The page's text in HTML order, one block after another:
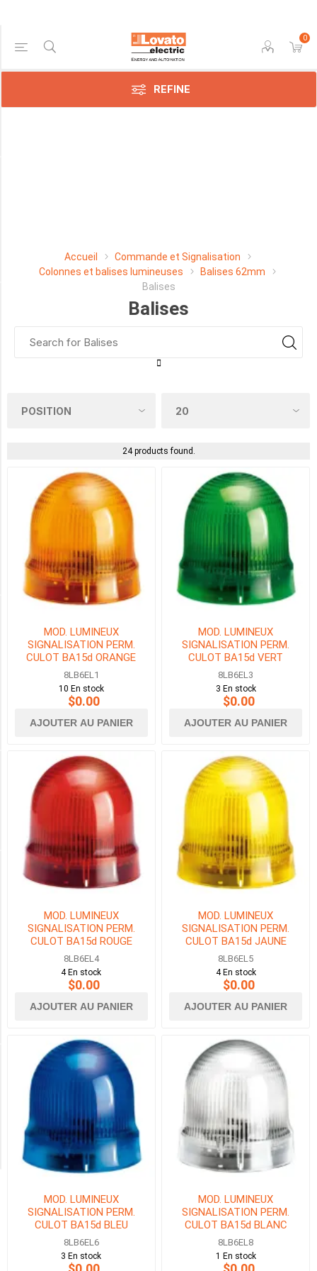
0
REFINE
Accueil
Commande et Signalisation
Colonnes et balises lumineuses
Balises 62mm
Balises
Balises
24 products found.
MOD. LUMINEUX
SIGNALISATION PERM.
CULOT BA15d ORANGE
8LB6EL1
10 En stock
$0.00
AJOUTER AU PANIER
MOD. LUMINEUX
SIGNALISATION PERM.
CULOT BA15d VERT
8LB6EL3
3 En stock
$0.00
AJOUTER AU PANIER
MOD. LUMINEUX
SIGNALISATION PERM.
CULOT BA15d ROUGE
8LB6EL4
4 En stock
$0.00
AJOUTER AU PANIER
MOD. LUMINEUX
SIGNALISATION PERM.
CULOT BA15d JAUNE
8LB6EL5
4 En stock
$0.00
AJOUTER AU PANIER
MOD. LUMINEUX
SIGNALISATION PERM.
CULOT BA15d BLEU
8LB6EL6
3 En stock
MOD. LUMINEUX
SIGNALISATION PERM.
CULOT BA15d BLANC
8LB6EL8
1 En stock
Price Range
(24)
(4)
ORANGE
(4)
VERT
(4)
/CLIGNOTANT
SON
PULSÉ/CONTINU
TYPE
BALISE
LUMINEUSE
(18)
BALISE
LUMINEUSE
ET
Availability
Exclude
Out
of
Stock